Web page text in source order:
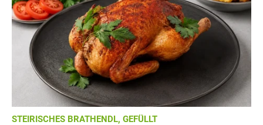
STEIRISCHES BRATHENDL, GEFÜLLT